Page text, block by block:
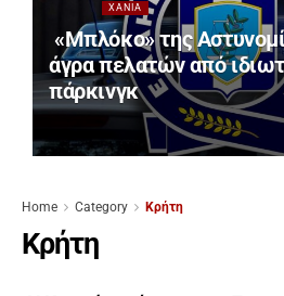
ΧΑΝΙΆ
«Μπλόκο» της
άγρα πελατών από
πάρκινγκ
Home Category Κρήτη
Κρήτη